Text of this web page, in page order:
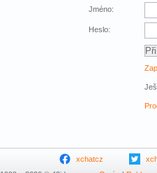
Jméno:
Heslo:
xchatcz